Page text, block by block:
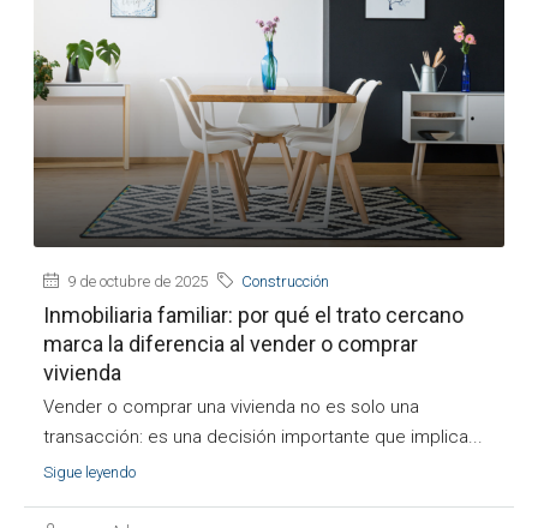
9 de octubre de 2025 Construcción
Inmobiliaria familiar: por qué el trato cercano
marca la diferencia al vender o comprar
vivienda
Vender o comprar una vivienda no es solo una
transacción: es una decisión importante que implica...
Sigue leyendo